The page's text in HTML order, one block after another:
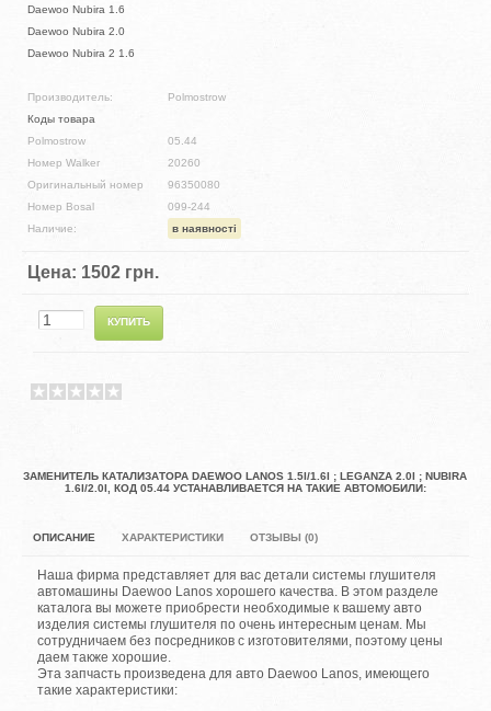
Daewoo Nubira 1.6
Daewoo Nubira 2.0
Daewoo Nubira 2 1.6
Производитель:
Polmostrow
Коды товара
Polmostrow
05.44
Номер Walker
20260
Оригинальный номер
96350080
Номер Bosal
099-244
Наличие:
в наявності
Цена: 1502 грн.
ЗАМЕНИТЕЛЬ КАТАЛИЗАТОРА DAEWOO LANOS 1.5I/1.6I ; LEGANZA 2.0I ; NUBIRA
1.6I/2.0I, КОД 05.44 УСТАНАВЛИВАЕТСЯ НА ТАКИЕ АВТОМОБИЛИ:
ОПИСАНИЕ ХАРАКТЕРИСТИКИ ОТЗЫВЫ (0)
Наша фирма представляет для вас детали системы глушителя
автомашины Daewoo Lanos хорошего качества. В этом разделе
каталога вы можете приобрести необходимые к вашему авто
изделия системы глушителя по очень интересным ценам. Мы
сотрудничаем без посредников с изготовителями, поэтому цены
даем также хорошие.
Эта запчасть произведена для авто Daewoo Lanos, имеющего
такие характеристики: